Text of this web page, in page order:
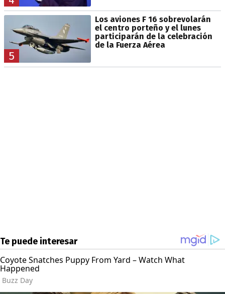
5
Los aviones F 16 sobrevolarán
el centro porteño y el lunes
participarán de la celebración
de la Fuerza Aérea